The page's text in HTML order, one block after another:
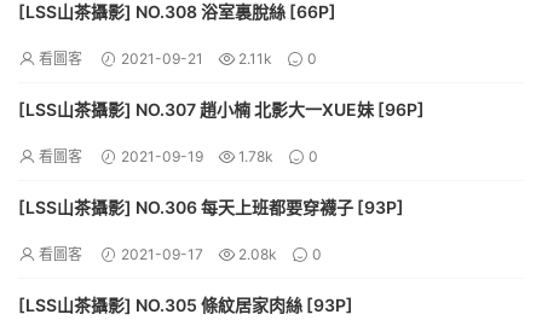
[LSS山茶攝影] NO.308 浴室裏脫絲 [66P]
看圖客 2021-09-21 2.11k 0
[LSS山茶攝影] NO.307 趙小楠 北影大一XUE妹 [96P]
看圖客 2021-09-19 1.78k 0
[LSS山茶攝影] NO.306 每天上班都要穿襪子 [93P]
看圖客 2021-09-17 2.08k 0
[LSS山茶攝影] NO.305 條紋居家肉絲 [93P]